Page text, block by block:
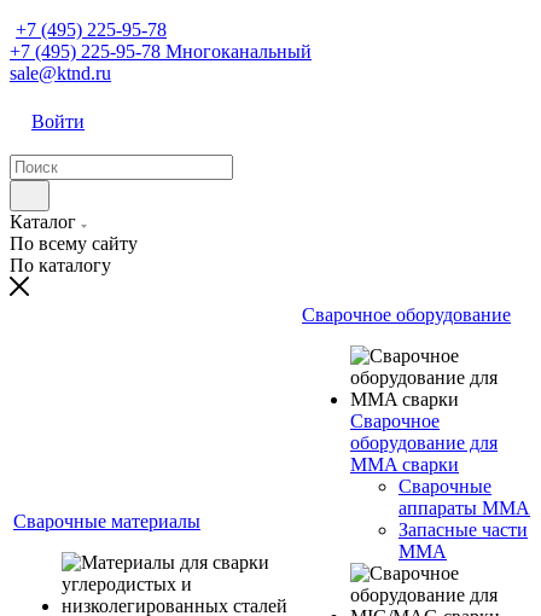
+7 (495) 225-95-78
+7 (495) 225-95-78 Многоканальный
sale@ktnd.ru
Войти
Каталог
По всему сайту
По каталогу
Сварочные материалы
Сварочное оборудование
Сварочное
оборудование для
MMA сварки
Сварочные
аппараты MMA
Запасные части
MMA